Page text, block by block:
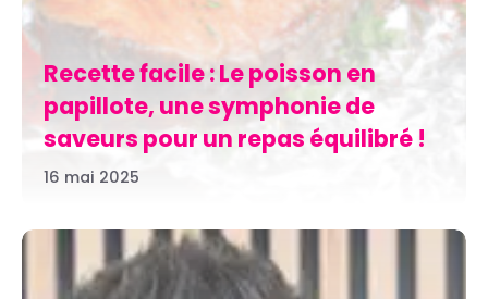
Recette facile : Le poisson en
papillote, une symphonie de
saveurs pour un repas équilibré !
16 mai 2025